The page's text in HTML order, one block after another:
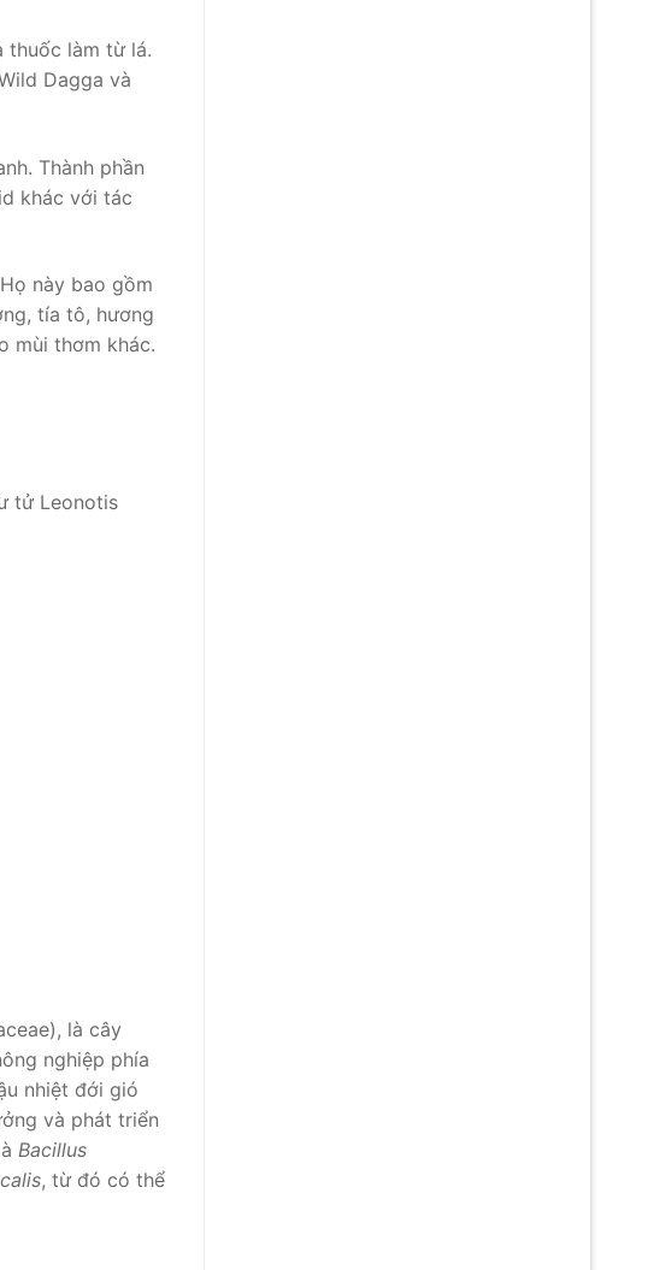
thuốc làm từ lá.
Dagga và
Thành phần
khác với tác
này bao gồm
tía tô, hương
mùi thơm khác.
tử Leonotis
là cây
nghiệp phía
nhiệt đới gió
và phát triển
Bacillus
, từ đó có thể